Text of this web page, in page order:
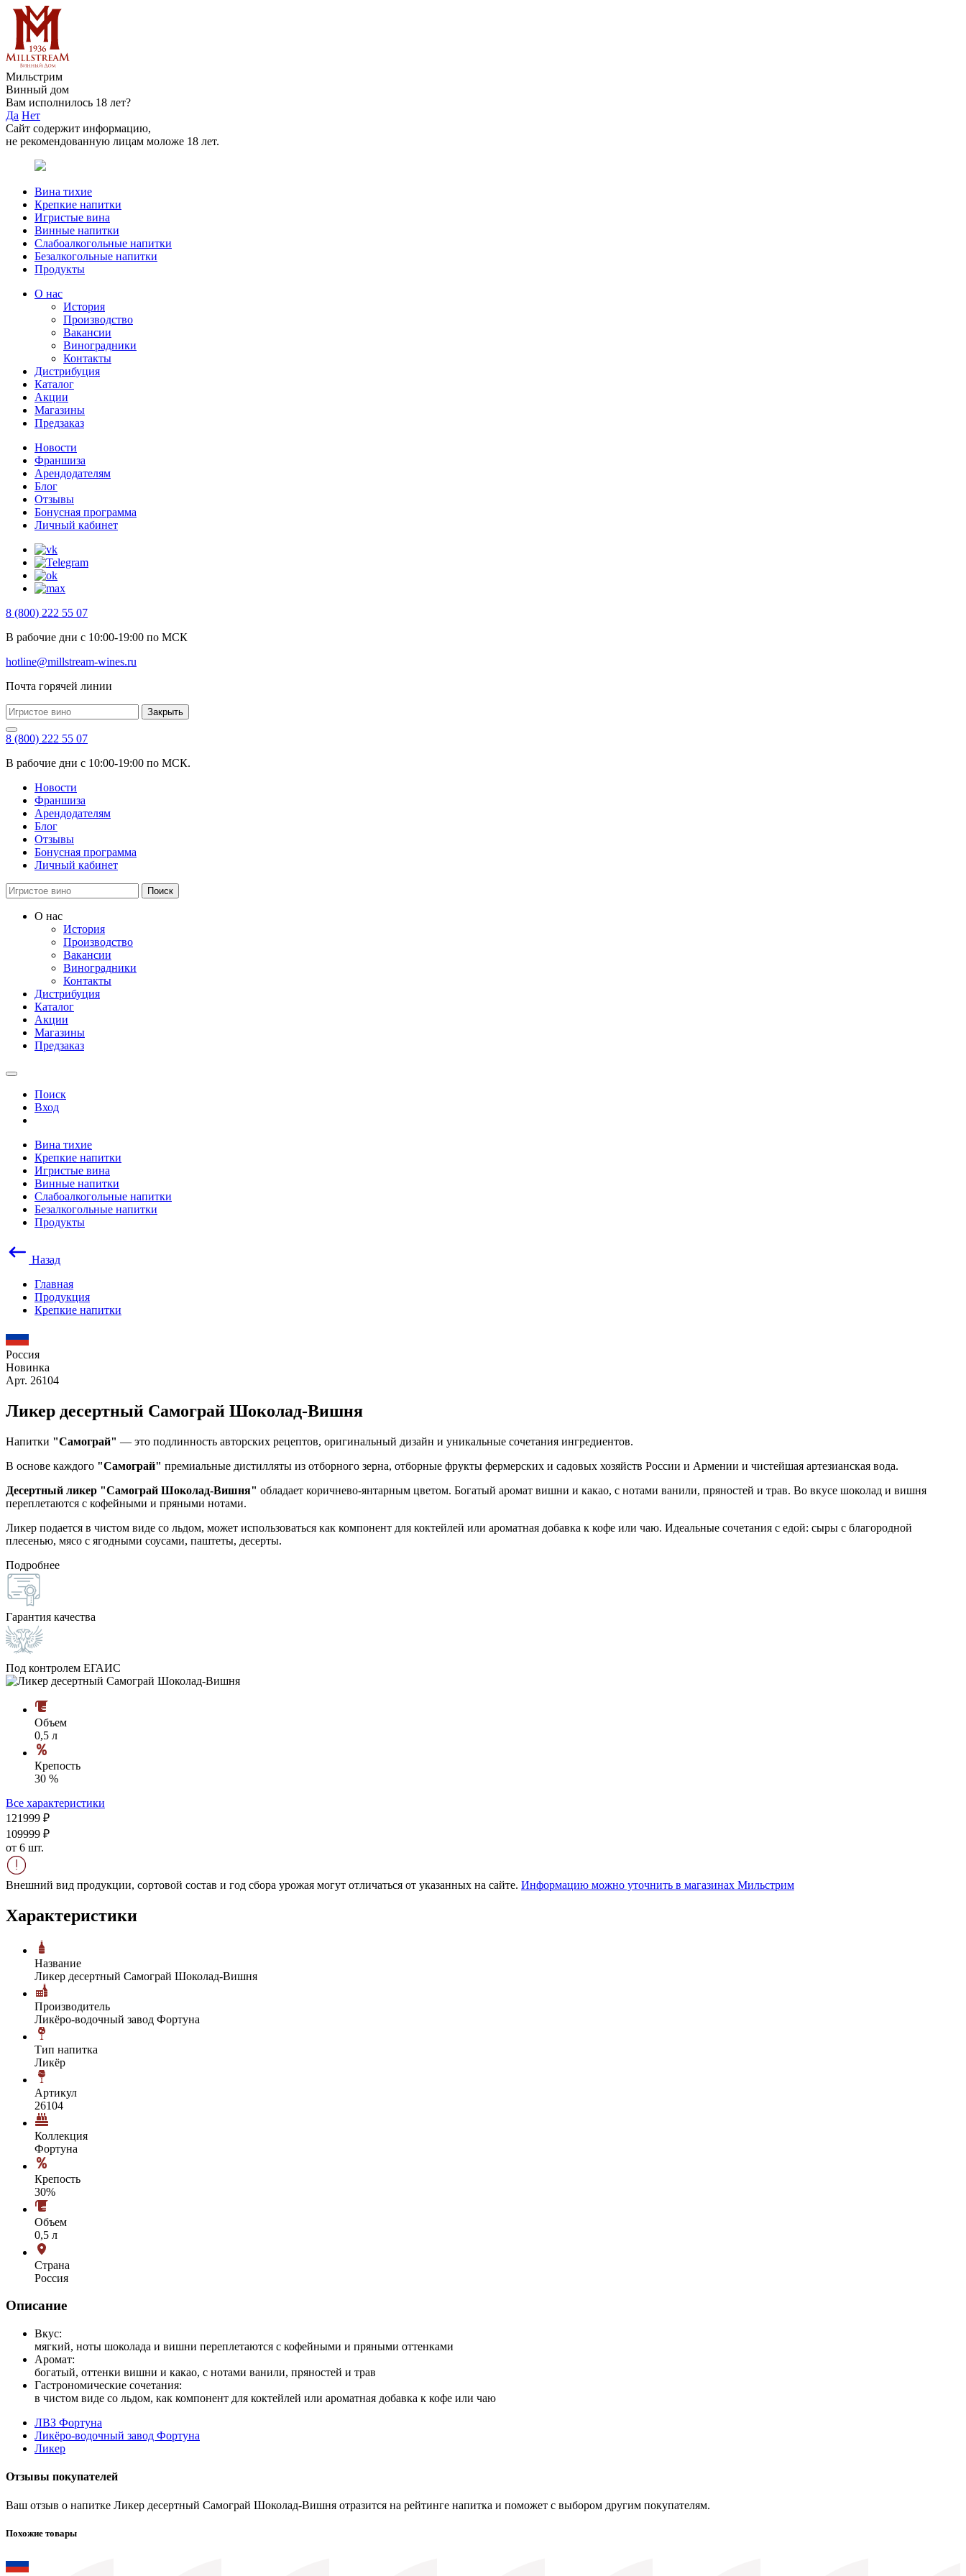
Мильстрим
Винный дом
Вам исполнилось 18 лет?
Да Нет
Сайт содержит информацию,
не рекомендованную лицам моложе 18 лет.
Вина тихие
Крепкие напитки
Игристые вина
Винные напитки
Слабоалкогольные напитки
Безалкогольные напитки
Продукты
О нас
История
Производство
Вакансии
Виноградники
Контакты
Дистрибуция
Каталог
Акции
Магазины
Предзаказ
Новости
Франшиза
Арендодателям
Блог
Отзывы
Бонусная программа
Личный кабинет
8 (800) 222 55 07
В рабочие дни с 10:00-19:00 по МСК
hotline@millstream-wines.ru
Почта горячей линии
Закрыть
8 (800) 222 55 07
В рабочие дни с 10:00-19:00 по МСК.
Новости
Франшиза
Арендодателям
Блог
Отзывы
Бонусная программа
Личный кабинет
Поиск
О нас
История
Производство
Вакансии
Виноградники
Контакты
Дистрибуция
Каталог
Акции
Магазины
Предзаказ
Поиск
Вход
Вина тихие
Крепкие напитки
Игристые вина
Винные напитки
Слабоалкогольные напитки
Безалкогольные напитки
Продукты
Назад
Главная
Продукция
Крепкие напитки
Россия
Новинка
Арт. 26104
Ликер десертный Самограй Шоколад-Вишня
Напитки "Самограй" — это подлинность авторских рецептов, оригинальный дизайн и уникальные сочетания ингредиентов.
В основе каждого "Самограй" премиальные дистилляты из отборного зерна, отборные фрукты фермерских и садовых хозяйств России и Армении и чистейшая артезианская вода.
Десертный ликер "Самограй Шоколад-Вишня" обладает коричнево-янтарным цветом. Богатый аромат вишни и какао, с нотами ванили, пряностей и трав. Во вкусе шоколад и вишня
переплетаются с кофейными и пряными нотами.
Ликер подается в чистом виде со льдом, может использоваться как компонент для коктейлей или ароматная добавка к кофе или чаю. Идеальные сочетания с едой: сыры с благородной
плесенью, мясо с ягодными соусами, паштеты, десерты.
Подробнее
Гарантия качества
Под контролем ЕГАИС
Объем
0,5 л
Крепость
30 %
Все характеристики
121999 ₽
109999 ₽
от 6 шт.
Внешний вид продукции, сортовой состав и год сбора урожая могут отличаться от указанных на сайте. Информацию можно уточнить в магазинах Мильстрим
Характеристики
Название
Ликер десертный Самограй Шоколад-Вишня
Производитель
Ликёро-водочный завод Фортуна
Тип напитка
Ликёр
Артикул
26104
Коллекция
Фортуна
Крепость
30%
Объем
0,5 л
Страна
Россия
Описание
Вкус:
мягкий, ноты шоколада и вишни переплетаются с кофейными и пряными оттенками
Аромат:
богатый, оттенки вишни и какао, с нотами ванили, пряностей и трав
Гастрономические сочетания:
в чистом виде со льдом, как компонент для коктейлей или ароматная добавка к кофе или чаю
ЛВЗ Фортуна
Ликёро-водочный завод Фортуна
Ликер
Отзывы покупателей
Ваш отзыв о напитке Ликер десертный Самограй Шоколад-Вишня отразится на рейтинге напитка и поможет с выбором другим покупателям.
Похожие товары